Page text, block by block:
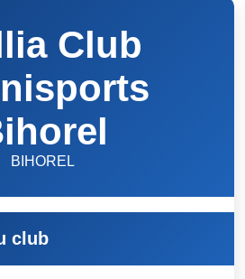
Club
BIHOREL
club